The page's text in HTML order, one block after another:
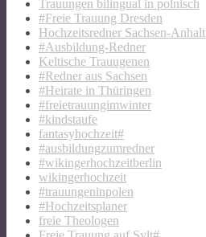
Trauungen bilingual in polnisch
#Freie Trauung Dresden
Hochzeitsredner Sachsen-Anhalt
#Ausbildung-Redner
Keltische Trauugenen
#Redner aus Sachsen
#Heirate in Thüringen
#freietrauungimwinter
#kindstaufe
fantasyhochzeit#
#ausbildungzumredner
#wikingerhochzeitberlin
wikingerhochzeit
#trauungeninpolen
#Hochzeitsplaner
freie Theologen